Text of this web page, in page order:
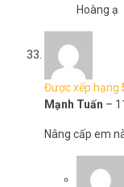
Hoàng ạ
Được xếp hạng
Mạnh Tuấn –
Nâng cấp em